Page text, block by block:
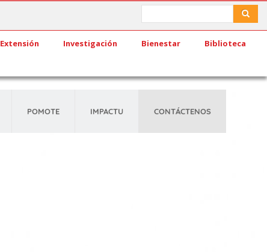
Extensión Investigación Bienestar Biblioteca
POMOTE IMPACTU CONTÁCTENOS